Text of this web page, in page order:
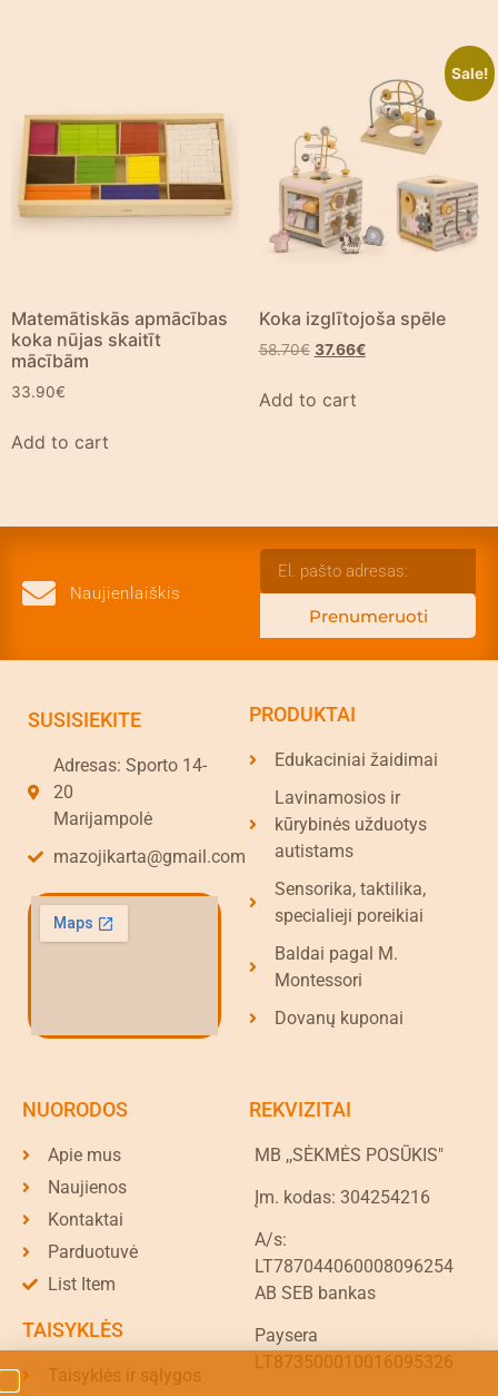
Matemātiskās apmācības
koka nūjas skaitīt
mācībām
33.90€
Add to cart
Sale!
Koka izglītojoša spēle
58.70€ 37.66€
Add to cart
Naujienlaiškis
Prenumeruoti
SUSISIEKITE
Adresas: Sporto 14-
20
Marijampolė
mazojikarta@gmail.com
PRODUKTAI
Edukaciniai žaidimai
Lavinamosios ir
kūrybinės užduotys
autistams
Sensorika, taktilika,
specialieji poreikiai
Baldai pagal M.
Montessori
Dovanų kuponai
NUORODOS
Apie mus
Naujienos
Kontaktai
Parduotuvė
List Item
TAISYKLĖS
Taisyklės ir sąlygos
REKVIZITAI
MB ,,SĖKMĖS POSŪKIS"
Įm. kodas: 304254216
A/s:
LT787044060008096254
AB SEB bankas
Paysera
LT873500010016095326